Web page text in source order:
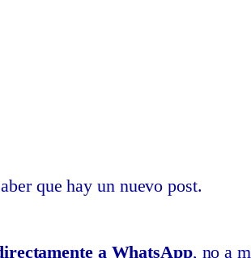
que hay un nuevo post.
a WhatsApp, no a